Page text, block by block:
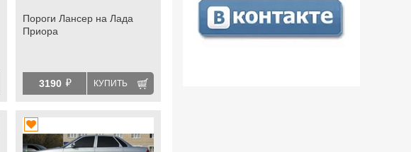
Пороги Лансер на Лада
Приора
3190 й КУПИТЬ